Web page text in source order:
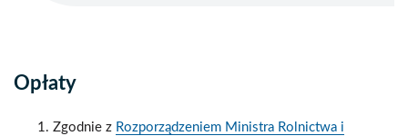
Opłaty
Zgodnie z Rozporządzeniem Ministra Rolnictwa i